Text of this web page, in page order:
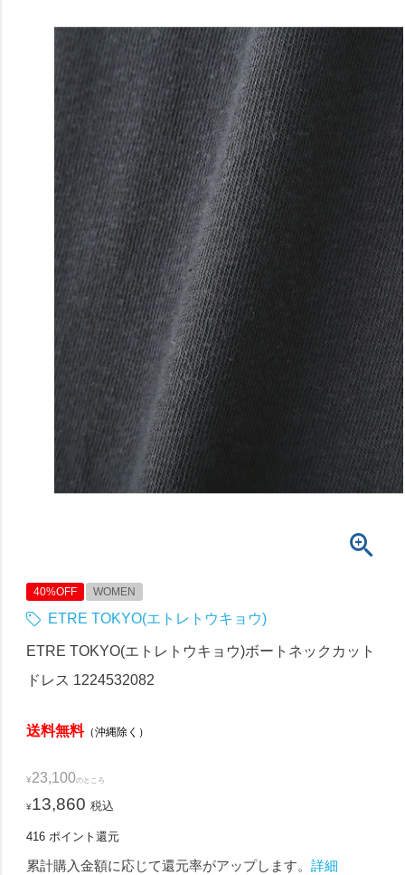
40%OFF WOMEN
ETRE TOKYO(エトレトウキョウ)
ETRE TOKYO(エトレトウキョウ)ボートネックカット
ドレス 1224532082
送料無料（沖縄除く）
¥23,100のところ
¥13,860 税込
416 ポイント還元
累計購入金額に応じて還元率がアップします。詳細